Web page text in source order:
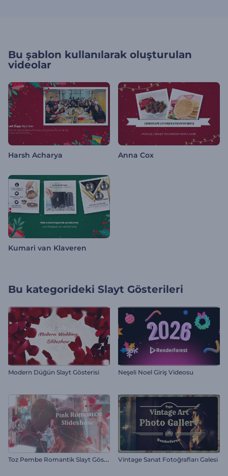
Bu şablon kullanılarak oluşturulan
videolar
Harsh Acharya Anna Cox
Kumari van Klaveren
Bu kategorideki Slayt Gösterileri
Modern Düğün Slayt Gösterisi Neşeli Noel Giriş Videosu
T
oz Pembe Romantik Slayt Gösterisi Vintage Sanat Fotoğrafları Galesi